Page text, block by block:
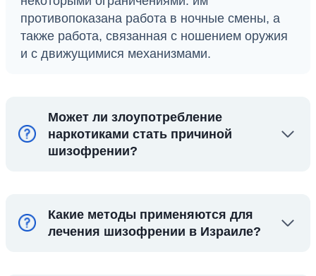
противопоказана работа в ночные смены, а
также работа, связанная с ношением оружия
и с движущимися механизмами.
Может ли злоупотребление
наркотиками стать причиной
шизофрении?
Какие методы применяются для
лечения шизофрении в Израиле?